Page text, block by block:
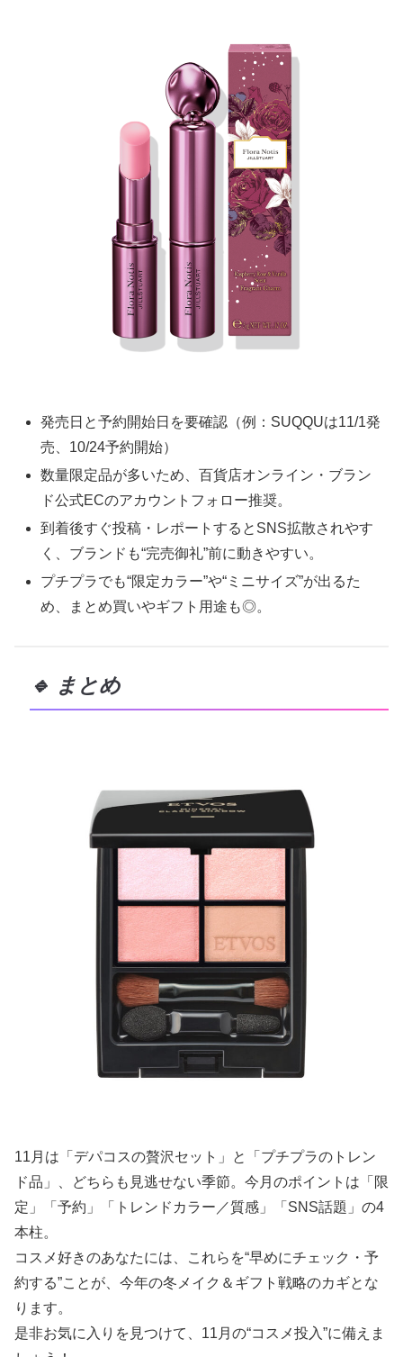
発売日と予約開始日を要確認（例：SUQQUは11/1発
売、10/24予約開始）
数量限定品が多いため、百貨店オンライン・ブラン
ド公式ECのアカウントフォロー推奨。
到着後すぐ投稿・レポートするとSNS拡散されやす
く、ブランドも“完売御礼”前に動きやすい。
プチプラでも“限定カラー”や“ミニサイズ”が出るた
め、まとめ買いやギフト用途も◎。
🔹 まとめ
11月は「デパコスの贅沢セット」と「プチプラのトレン
ド品」、どちらも見逃せない季節。今月のポイントは「限
定」「予約」「トレンドカラー／質感」「SNS話題」の4
本柱。
コスメ好きのあなたには、これらを“早めにチェック・予
約する”ことが、今年の冬メイク＆ギフト戦略のカギとな
ります。
是非お気に入りを見つけて、11月の“コスメ投入”に備えま